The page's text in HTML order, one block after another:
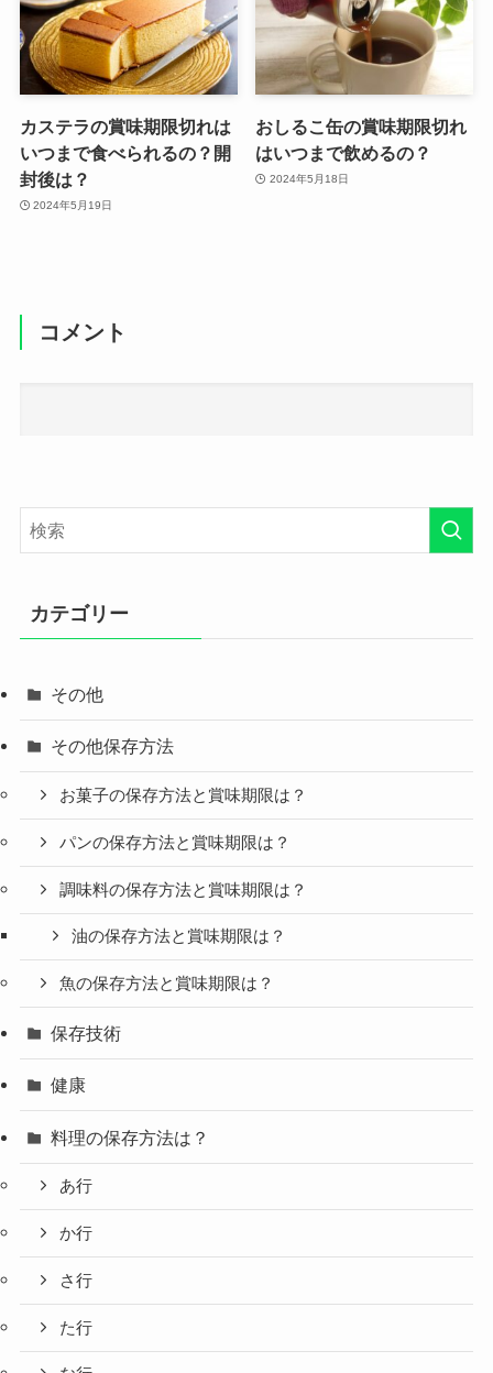
カステラの賞味期限切れは
いつまで食べられるの？開
封後は？
2024年5月19日
おしるこ缶の賞味期限切れ
はいつまで飲めるの？
2024年5月18日
コメント
カテゴリー
その他
その他保存方法
お菓子の保存方法と賞味期限は？
パンの保存方法と賞味期限は？
調味料の保存方法と賞味期限は？
油の保存方法と賞味期限は？
魚の保存方法と賞味期限は？
保存技術
健康
料理の保存方法は？
あ行
か行
さ行
た行